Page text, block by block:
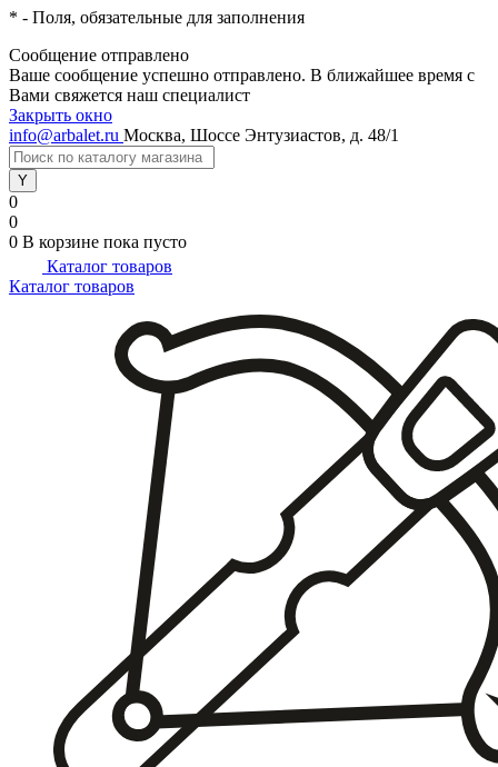
* - Поля, обязательные для заполнения
Сообщение отправлено
Ваше сообщение успешно отправлено. В ближайшее время с
Вами свяжется наш специалист
Закрыть окно
info@arbalet.ru Москва, Шоссе Энтузиастов, д. 48/1
0
0
0 В корзине пока пусто
Каталог товаров
Каталог товаров